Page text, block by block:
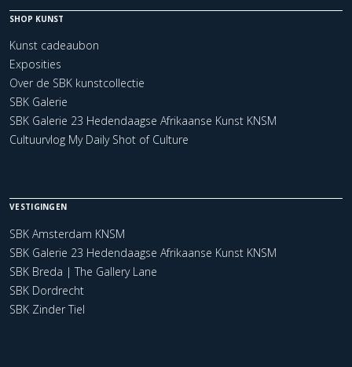
SHOP KUNST
Kunst cadeaubon
Exposities
Over de SBK kunstcollectie
SBK Galerie
SBK Galerie 23 Hedendaagse Afrikaanse Kunst KNSM
Cultuurvlog My Daily Shot of Culture
VESTIGINGEN
SBK Amsterdam KNSM
SBK Galerie 23 Hedendaagse Afrikaanse Kunst KNSM
SBK Breda | The Gallery Lane
SBK Dordrecht
SBK Zinder Tiel